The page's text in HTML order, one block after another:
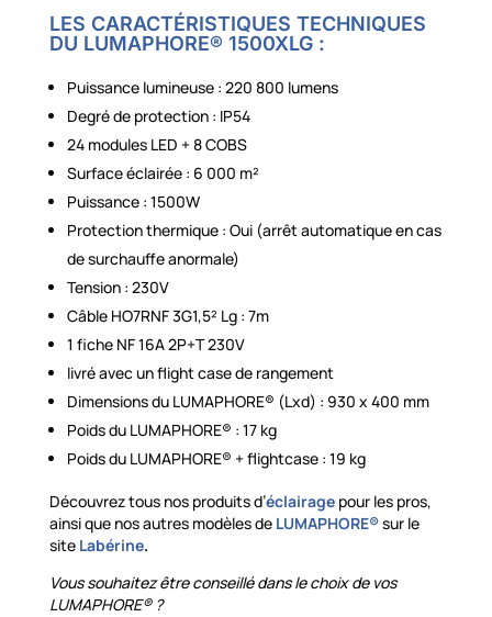
LES CARACTÉRISTIQUES TECHNIQUES
DU LUMAPHORE® 1500XLG :
Puissance lumineuse : 220 800 lumens
Degré de protection : IP54
24 modules LED + 8 COBS
Surface éclairée : 6 000 m²
Puissance : 1500W
Protection thermique : Oui (arrêt automatique en cas
de surchauffe anormale)
Tension : 230V
Câble HO7RNF 3G1,5² Lg : 7m
1 fiche NF 16A 2P+T 230V
livré avec un flight case de rangement
Dimensions du LUMAPHORE® (Lxd) : 930 x 400 mm
Poids du LUMAPHORE® : 17 kg
Poids du LUMAPHORE® + flightcase : 19 kg
Découvrez tous nos produits d’éclairagepour les pros,
ainsi que nos autres modèles de LUMAPHORE®sur le
siteLabérine.
Vous souhaitez être conseillé dans le choix de vos
LUMAPHORE® ?